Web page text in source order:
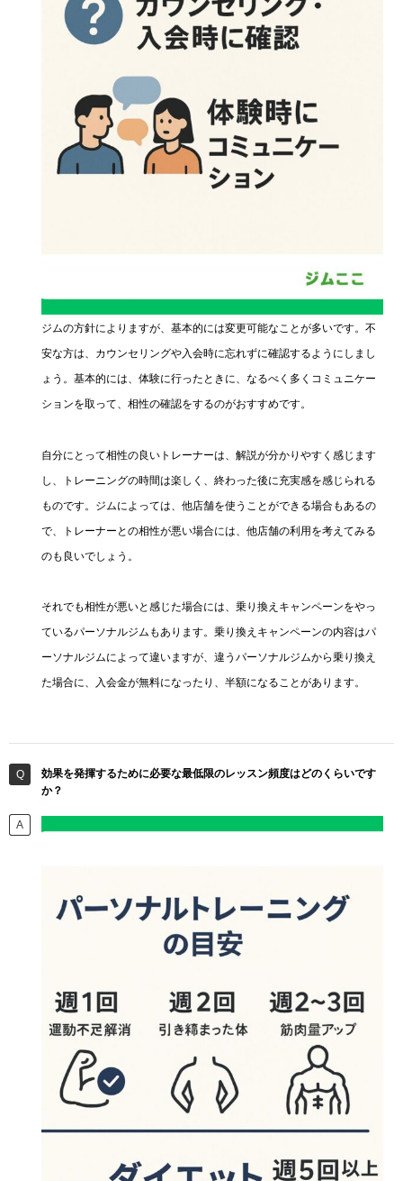
ジムの方針によりますが、基本的には変更可能なことが多いです。不
安な方は、カウンセリングや入会時に忘れずに確認するようにしまし
ょう。基本的には、体験に行ったときに、なるべく多くコミュニケー
ションを取って、相性の確認をするのがおすすめです。
自分にとって相性の良いトレーナーは、解説が分かりやすく感じます
し、トレーニングの時間は楽しく、終わった後に充実感を感じられる
ものです。ジムによっては、他店舗を使うことができる場合もあるの
で、トレーナーとの相性が悪い場合には、他店舗の利用を考えてみる
のも良いでしょう。
それでも相性が悪いと感じた場合には、乗り換えキャンペーンをやっ
ているパーソナルジムもあります。乗り換えキャンペーンの内容はパ
ーソナルジムによって違いますが、違うパーソナルジムから乗り換え
た場合に、入会金が無料になったり、半額になることがあります。
効果を発揮するために必要な最低限のレッスン頻度はどのくらいです
か？